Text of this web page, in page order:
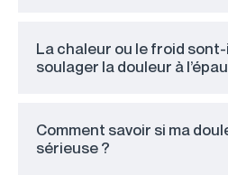
La chaleur ou le froid
soulager la douleur à
Comment savoir si ma
sérieuse ?